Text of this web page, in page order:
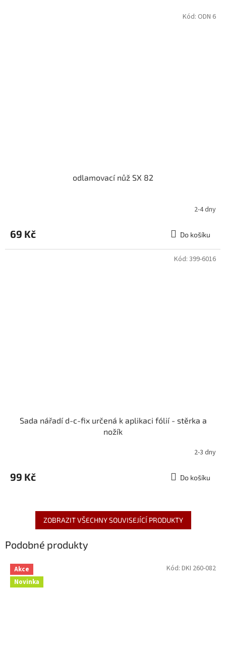
odlamovací nůž SX 82
2-4 dny
69 Kč Do košíku
Kód: ODN 6
Sada nářadí d-c-fix určená k aplikaci fólií - stěrka a
nožík
2-3 dny
99 Kč Do košíku
Kód: 399-6016
ZOBRAZIT VŠECHNY SOUVISEJÍCÍ PRODUKTY
Podobné produkty
Akce
Novinka
Kód: DKI 260-082